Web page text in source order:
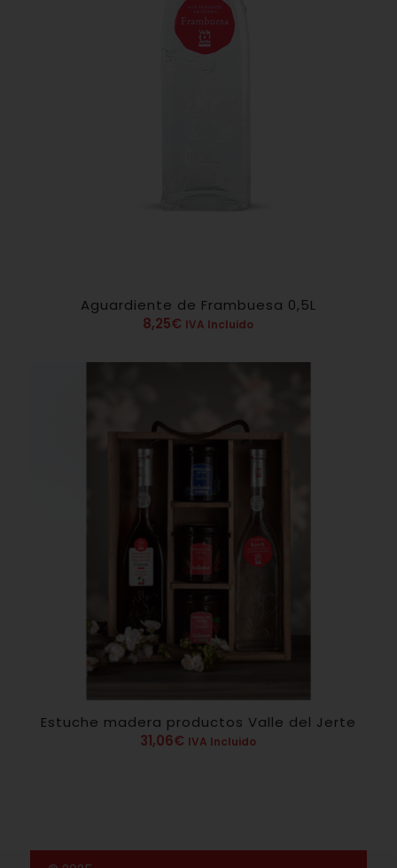
Aguardiente de Frambuesa 0,5L
8,25€ IVA Incluido
Estuche madera productos Valle del Jerte
31,06€ IVA Incluido